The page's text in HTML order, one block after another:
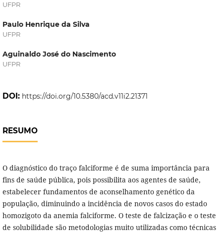
UFPR
Paulo Henrique da Silva
UFPR
Aguinaldo José do Nascimento
UFPR
DOI: https://doi.org/10.5380/acd.v11i2.21371
RESUMO
O diagnóstico do traço falciforme é de suma importância para
fins de saúde pública, pois possibilita aos agentes de saúde,
estabelecer fundamentos de aconselhamento genético da
população, diminuindo a incidência de novos casos do estado
homozigoto da anemia falciforme. O teste de falcização e o teste
de solubilidade são metodologias muito utilizadas como técnicas